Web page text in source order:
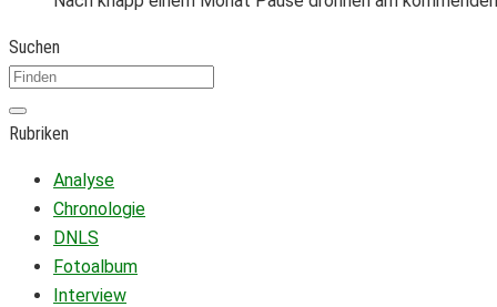
Suchen
Rubriken
Analyse
Chronologie
DNLS
Fotoalbum
Interview